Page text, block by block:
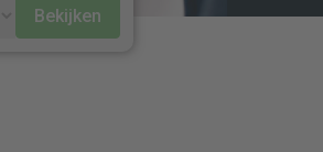
Bekijken